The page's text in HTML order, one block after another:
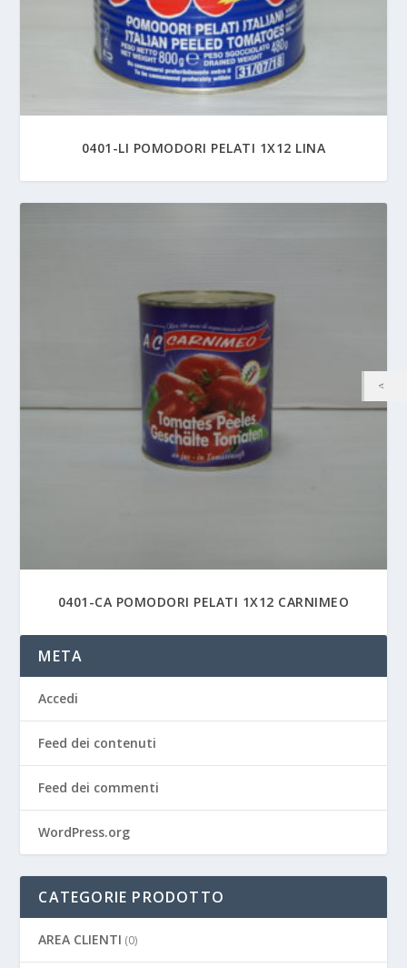
0401-LI POMODORI PELATI 1X12 LINA
0401-CA POMODORI PELATI 1X12 CARNIMEO
META
Accedi
Feed dei contenuti
Feed dei commenti
WordPress.org
CATEGORIE PRODOTTO
AREA CLIENTI (0)